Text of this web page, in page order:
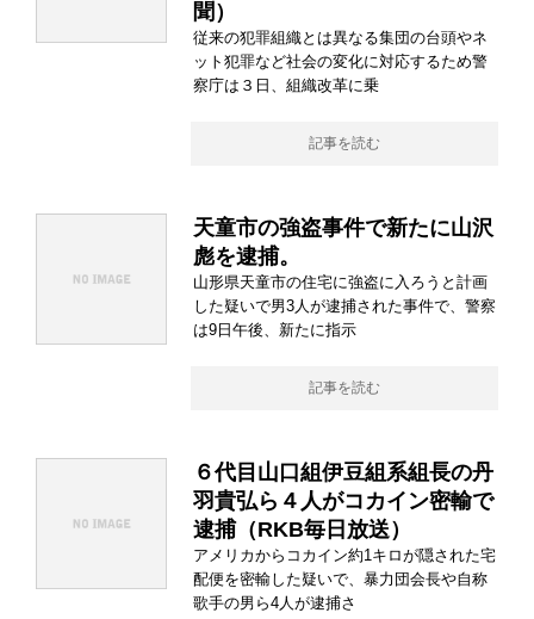
聞）
従来の犯罪組織とは異なる集団の台頭やネ
ット犯罪など社会の変化に対応するため警
察庁は３日、組織改革に乗
記事を読む
天童市の強盗事件で新たに山沢
彪を逮捕。
山形県天童市の住宅に強盗に入ろうと計画
した疑いで男3人が逮捕された事件で、警察
は9日午後、新たに指示
記事を読む
６代目山口組伊豆組系組長の丹
羽貴弘ら４人がコカイン密輸で
逮捕（RKB毎日放送）
アメリカからコカイン約1キロが隠された宅
配便を密輸した疑いで、暴力団会長や自称
歌手の男ら4人が逮捕さ